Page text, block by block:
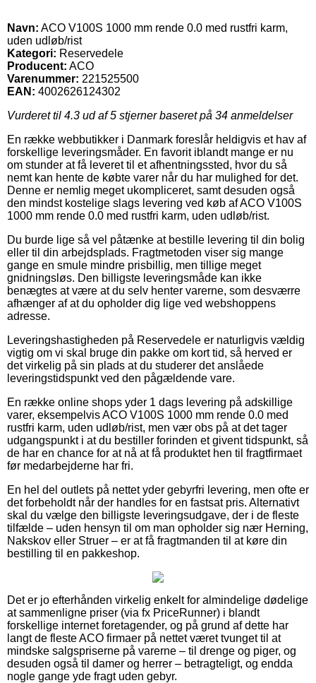
Navn: ACO V100S 1000 mm rende 0.0 med rustfri karm,
uden udløb/rist
Kategori: Reservedele
Producent: ACO
Varenummer: 221525500
EAN: 4002626124302
Vurderet til 4.3 ud af 5 stjerner baseret på 34 anmeldelser
En række webbutikker i Danmark foreslår heldigvis et hav af
forskellige leveringsmåder. En favorit iblandt mange er nu
om stunder at få leveret til et afhentningssted, hvor du så
nemt kan hente de købte varer når du har mulighed for det.
Denne er nemlig meget ukompliceret, samt desuden også
den mindst kostelige slags levering ved køb af ACO V100S
1000 mm rende 0.0 med rustfri karm, uden udløb/rist.
Du burde lige så vel påtænke at bestille levering til din bolig
eller til din arbejdsplads. Fragtmetoden viser sig mange
gange en smule mindre prisbillig, men tillige meget
gnidningsløs. Den billigste leveringsmåde kan ikke
benægtes at være at du selv henter varerne, som desværre
afhænger af at du opholder dig lige ved webshoppens
adresse.
Leveringshastigheden på Reservedele er naturligvis vældig
vigtig om vi skal bruge din pakke om kort tid, så herved er
det virkelig på sin plads at du studerer det anslåede
leveringstidspunkt ved den pågældende vare.
En række online shops yder 1 dags levering på adskillige
varer, eksempelvis ACO V100S 1000 mm rende 0.0 med
rustfri karm, uden udløb/rist, men vær obs på at det tager
udgangspunkt i at du bestiller forinden et givent tidspunkt, så
de har en chance for at nå at få produktet hen til fragtfirmaet
før medarbejderne har fri.
En hel del outlets på nettet yder gebyrfri levering, men ofte er
det forbeholdt når der handles for en fastsat pris. Alternativt
skal du vælge den billigste leveringsudgave, der i de fleste
tilfælde – uden hensyn til om man opholder sig nær Herning,
Nakskov eller Struer – er at få fragtmanden til at køre din
bestilling til en pakkeshop.
Det er jo efterhånden virkelig enkelt for almindelige dødelige
at sammenligne priser (via fx PriceRunner) i blandt
forskellige internet foretagender, og på grund af dette har
langt de fleste ACO firmaer på nettet været tvunget til at
mindske salgspriserne på varerne – til drenge og piger, og
desuden også til damer og herrer – betragteligt, og endda
nogle gange yde fragt uden gebyr.